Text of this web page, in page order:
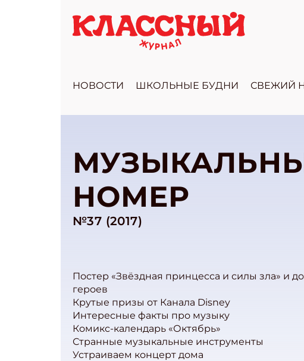
НОВОСТИ ШКОЛЬНЫЕ БУДНИ СВЕЖИЙ
НОМЕР
№37 (2017)
Постер «Звёздная принцесса и силы зла» и
героев
Крутые призы от Канала Disney
Интересные факты про музыку
Комикс-календарь «Октябрь»
Странные музыкальные инструменты
Устраиваем концерт дома